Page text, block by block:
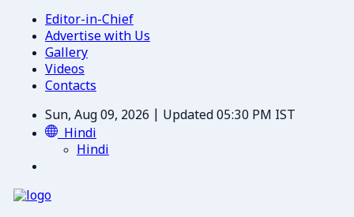
Editor-in-Chief
Advertise with Us
Gallery
Videos
Contacts
Sun, Aug 09, 2026 | Updated 05:30 PM IST
Hindi
Hindi